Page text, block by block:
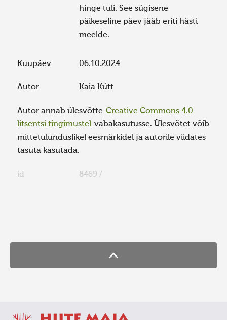
hinge tuli. See sügisene
päikeseline päev jääb eriti hästi
meelde.
Kuupäev 06.10.2024
Autor Kaia Kütt
Autor annab ülesvõtte Creative Commons 4.0
litsentsi tingimustel vabakasutusse. Ülesvõtet võib
mittetulunduslikel eesmärkidel ja autorile viidates
tasuta kasutada.
id 8469 /